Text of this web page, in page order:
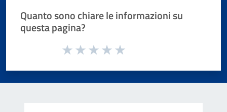
Quanto sono chiare le informazioni su
questa pagina?
Valuta da 1 a 5 stelle la pagina